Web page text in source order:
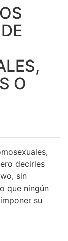
O
decirles
sin
que ningún
su